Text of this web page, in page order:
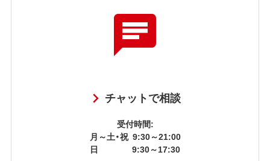
チャットで相談
受付時間:
月～土・祝 9:30～21:00
日
9:30～17:30